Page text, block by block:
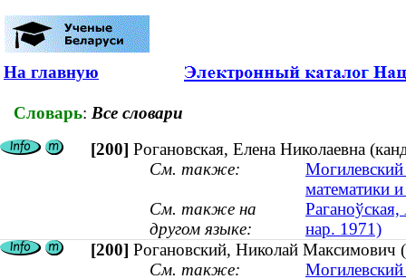
На главную
Словарь: Все словари
[200] Рогановская, Елена Николаевна
См. также:
математики и
См. также на
другом языке:
нар. 1971)
[200] Рогановский, Николай Максимович
См. также: